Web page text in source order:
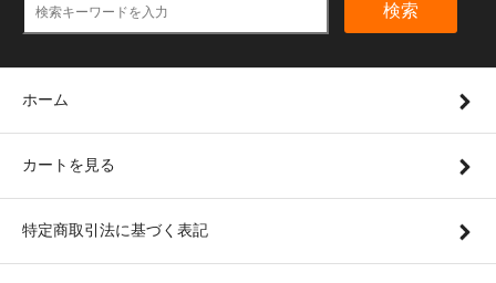
検索
ホーム
カートを見る
特定商取引法に基づく表記